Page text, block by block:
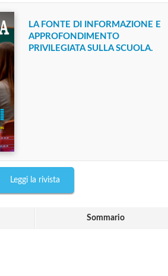
LA FONTE DI INFORMAZIONE E
APPROFONDIMENTO
PRIVILEGIATA SULLA SCUOLA.
Leggi la rivista
Sommario